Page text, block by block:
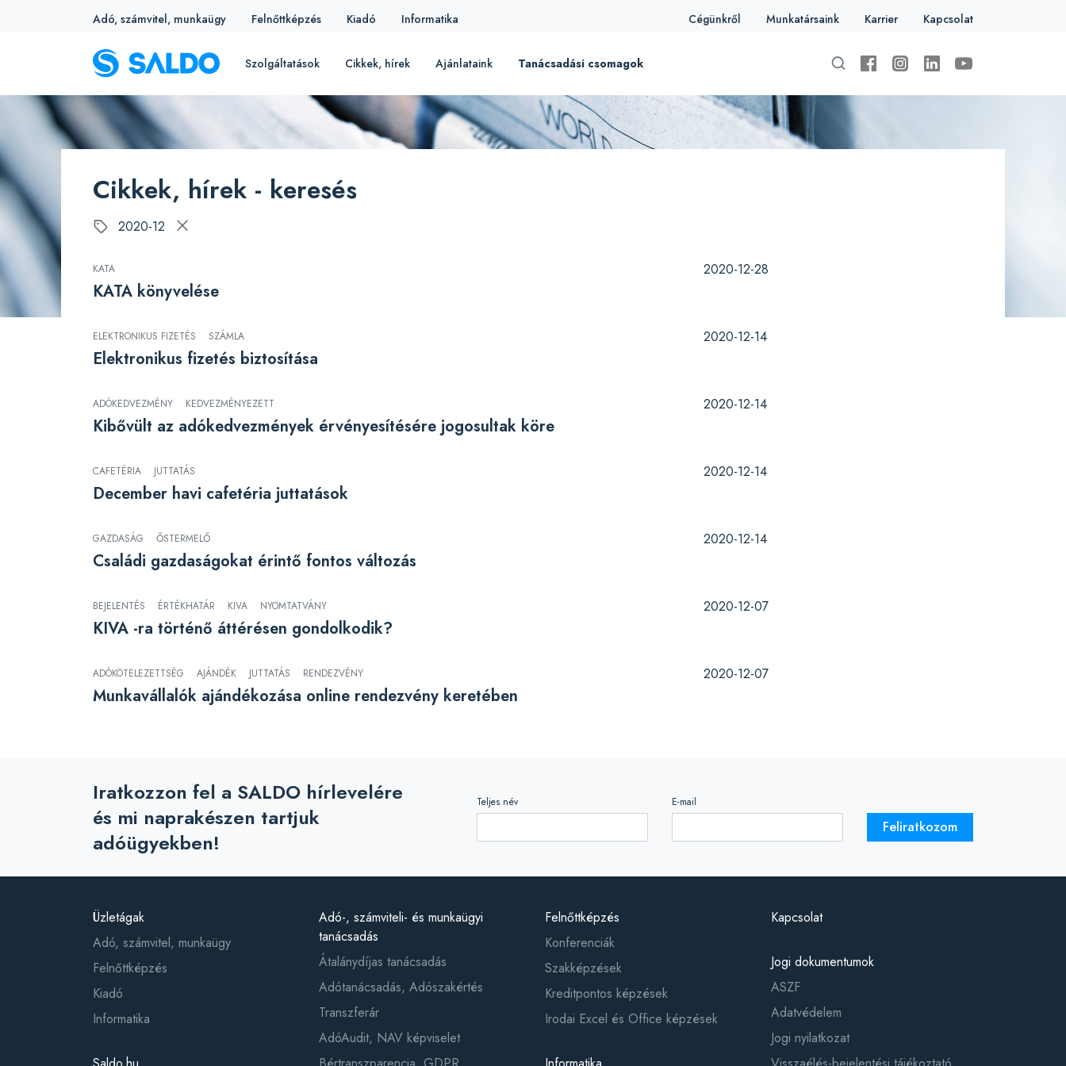
Adó, számvitel, munkaügy Felnőttképzés Kiadó Informatika Cégünkről Munkatársaink Karrier Kapcsolat
Szolgáltatások Cikkek, hírek Ajánlataink Tanácsadási csomagok
Cikkek, hírek - keresés
2020-12
KATA
KATA könyvelése
2020-12-28
ELEKTRONIKUS FIZETÉS SZÁMLA
Elektronikus fizetés biztosítása
2020-12-14
ADÓKEDVEZMÉNY KEDVEZMÉNYEZETT
Kibővült az adókedvezmények érvényesítésére jogosultak köre
2020-12-14
CAFETÉRIA JUTTATÁS
December havi cafetéria juttatások
2020-12-14
GAZDASÁG ŐSTERMELŐ
Családi gazdaságokat érintő fontos változás
2020-12-14
BEJELENTÉS ÉRTÉKHATÁR KIVA NYOMTATVÁNY
KIVA -ra történő áttérésen gondolkodik?
2020-12-07
ADÓKÖTELEZETTSÉG AJÁNDÉK JUTTATÁS RENDEZVÉNY
Munkavállalók ajándékozása online rendezvény keretében
2020-12-07
Iratkozzon fel a SALDO hírlevelére
és mi naprakészen tartjuk
adóügyekben!
Teljes név E-mail
Feliratkozom
Üzletágak
Adó, számvitel, munkaügy
Felnőttképzés
Kiadó
Informatika
Adó-, számviteli- és munkaügyi
tanácsadás
Átalánydíjas tanácsadás
Adótanácsadás, Adószakértés
Transzferár
AdóAudit, NAV képviselet
Felnőttképzés
Konferenciák
Szakképzések
Kreditpontos képzések
Irodai Excel és Office képzések
Kapcsolat
Jogi dokumentumok
ASZF
Adatvédelem
Jogi nyilatkozat